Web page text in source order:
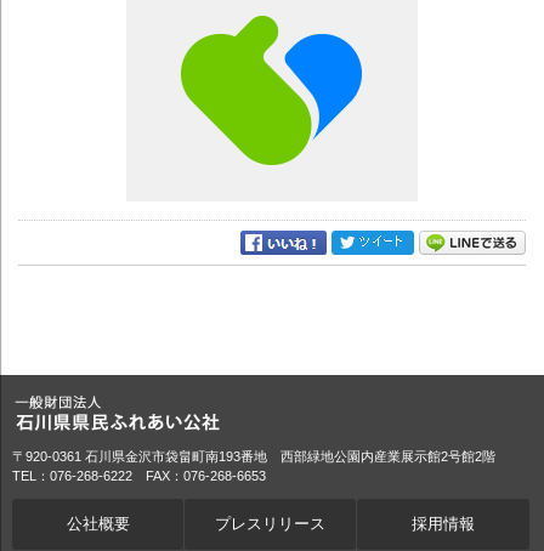
〒920-0361 石川県金沢市袋畠町南193番地 西部緑地公園内産業展示館2号館2階
TEL：076-268-6222 FAX：076-268-6653
公社概要 プレスリリース 採用情報